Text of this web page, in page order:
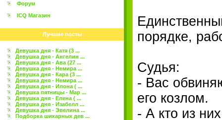
Форум
ICQ Магазин
Лучшие посты
Девушка дня - Катя (3 ...
Девушка дня - Ангелин ...
Девушка дня - Ава (27 ...
Девушка дня - Немира ...
Девушка дня - Кара (3 ...
Девушка дня - Немира ...
Девушка дня - Илона ( ...
Девушка пятницы - Мар ...
Девушка дня - Елена ( ...
Девушка дня - Изабелл ...
Девушка дня - Эвелина ...
Подборка шикарных дев ...
порядке,
Судья:
- Вас
его козлом.
- А кто из